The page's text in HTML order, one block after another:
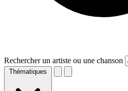
Rechercher un artiste ou une chanson
Thématiques